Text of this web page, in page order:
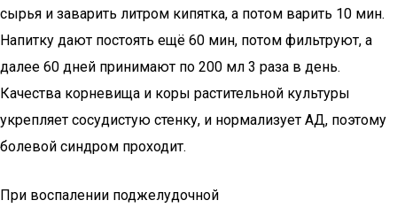
сырья и заварить литром кипятка, а потом варить 10 мин.
Напитку дают постоять ещё 60 мин, потом фильтруют, а
далее 60 дней принимают по 200 мл 3 раза в день.
Качества корневища и коры растительной культуры
укрепляет сосудистую стенку, и нормализует АД, поэтому
болевой синдром проходит.
При воспалении поджелудочной